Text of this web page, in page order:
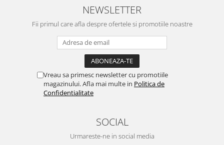
NEWSLETTER
Fii primul care afla despre ofertele si promotiile noastre
Vreau sa primesc newsletter cu promotiile
magazinului. Afla mai multe in Politica de
Confidentialitate
SOCIAL
Urmareste-ne in social media